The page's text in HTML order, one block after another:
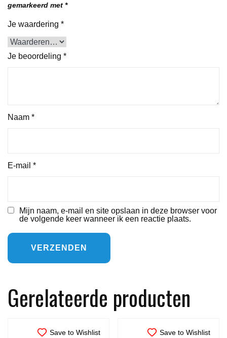
gemarkeerd met *
Je waardering *
Je beoordeling *
Naam *
E-mail *
Mijn naam, e-mail en site opslaan in deze browser voor
de volgende keer wanneer ik een reactie plaats.
Gerelateerde producten
Save to Wishlist Save to Wishlist